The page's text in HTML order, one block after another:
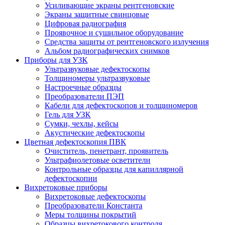
Усиливающие экраны рентгеновские
Экраны защитные свинцовые
Цифровая радиография
Проявочное и сушильное оборудование
Средства защиты от рентгеновского излучения
Альбом радиографических снимков
Приборы для УЗК
Ультразвуковые дефектоскопы
Толщиномеры ультразвуковые
Настроечные образцы
Преобразователи ПЭП
Кабели для дефектоскопов и толщиномеров
Гель для УЗК
Сумки, чехлы, кейсы
Акустические дефектоскопы
Цветная дефектоскопия ПВК
Очиститель, пенетрант, проявитель
Ультрафиолетовые осветители
Контрольные образцы для капиллярной
дефектоскопии
Вихретоковые приборы
Вихретоковые дефектоскопы
Преобразователи Константа
Меры толщины покрытий